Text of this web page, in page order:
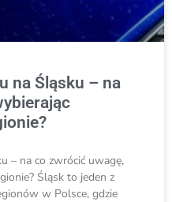
na Śląsku – na
– na co zwrócić uwagę,
Śląsk to jeden z
w Polsce, gdzie